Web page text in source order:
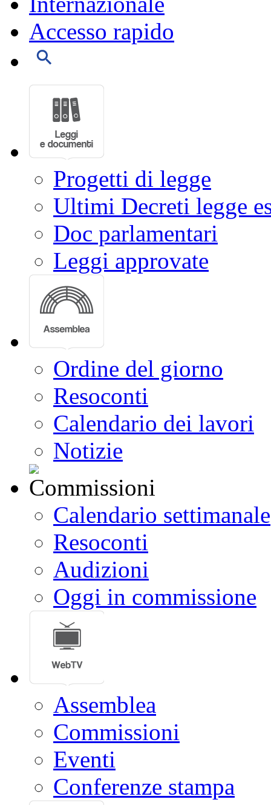
Accesso rapido
Progetti di legge
Ultimi Decreti legge
Doc parlamentari
Leggi approvate
Ordine del giorno
Resoconti
Calendario dei lavori
Notizie
Calendario settimanale
Resoconti
Audizioni
Oggi in commissione
Assemblea
Commissioni
Eventi
Conferenze stampa